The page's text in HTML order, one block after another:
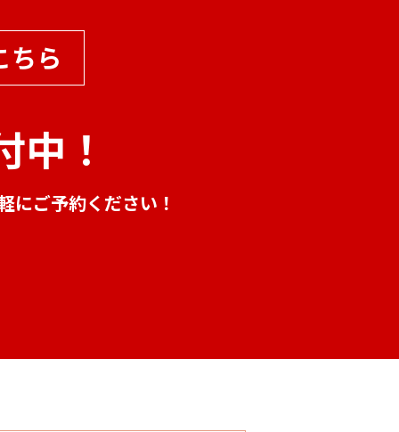
ちら
中！
にご予約ください！